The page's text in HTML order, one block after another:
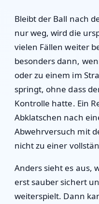
Bleibt der Ball nach
nur weg, wird die
vielen Fällen weiter
besonders dann,
oder zu einem im
springt, ohne dass
Kontrolle hatte. Ein
Abklatschen nach
Abwehrversuch mit
nicht zu einer
Anders sieht es aus,
erst sauber sichert
weiterspielt. Dann